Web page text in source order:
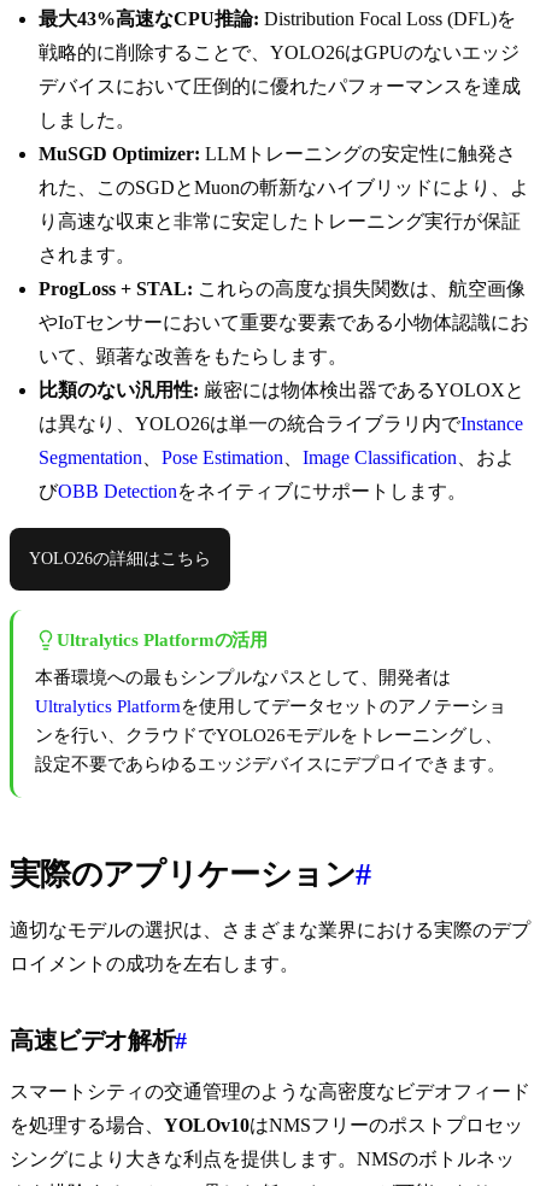
最大43%高速なCPU推論: Distribution Focal Loss (DFL)を
戦略的に削除することで、YOLO26はGPUのないエッジ
デバイスにおいて圧倒的に優れたパフォーマンスを達成
しました。
MuSGD Optimizer: LLMトレーニングの安定性に触発さ
れた、このSGDとMuonの斬新なハイブリッドにより、よ
り高速な収束と非常に安定したトレーニング実行が保証
されます。
ProgLoss + STAL: これらの高度な損失関数は、航空画像
やIoTセンサーにおいて重要な要素である小物体認識にお
いて、顕著な改善をもたらします。
比類のない汎用性: 厳密には物体検出器であるYOLOXと
は異なり、YOLO26は単一の統合ライブラリ内でInstance
Segmentation
Pose Estimation Image Classification 、およ
びOBB Detectionをネイティブにサポートします。
YOLO26の詳細はこちら
Ultralytics Platformの活用
本番環境への最もシンプルなパスとして、開発者は
Ultralytics Platformを使用してデータセットのアノテーショ
ンを行い、クラウドでYOLO26モデルをトレーニングし、
設定不要であらゆるエッジデバイスにデプロイできます。
実際のアプリケーション#
適切なモデルの選択は、さまざまな業界における実際のデプ
ロイメントの成功を左右します。
高速ビデオ解析#
スマートシティの交通管理のような高密度なビデオフィード
を処理する場合、 YOLOv10はNMSフリーのポストプロセッ
シングにより大きな利点を提供します。NMSのボトルネッ